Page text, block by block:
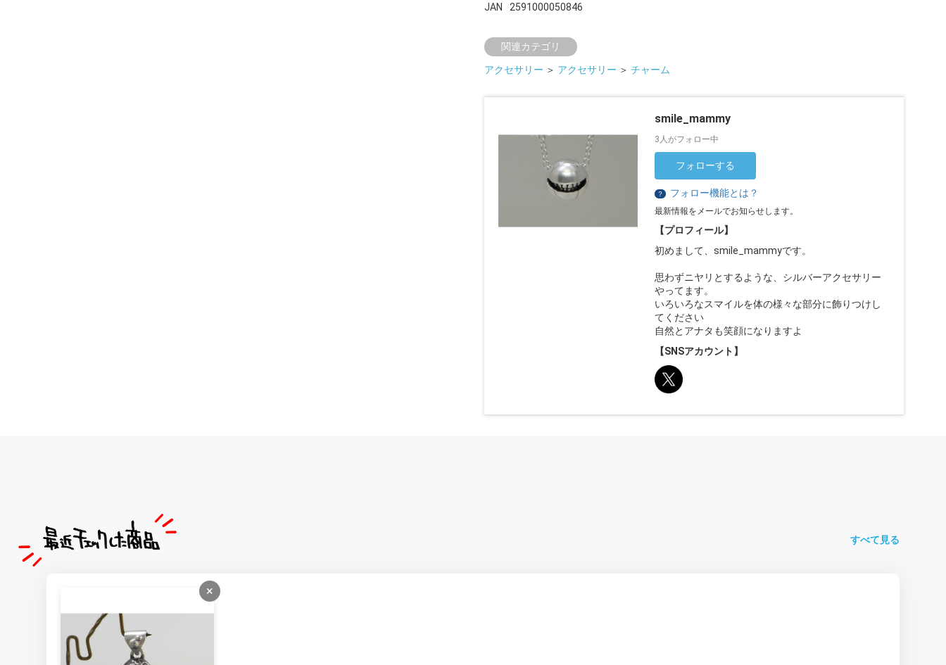
JAN 2591000050846
関連カテゴリ
アクセサリー ＞ アクセサリー ＞ チャーム
smile_mammy
3人がフォロー中
フォローする
？ フォロー機能とは？
最新情報をメールでお知らせします。
【プロフィール】
初めまして、smile_mammyです。
思わずニヤリとするような、シルバーアクセサリー
やってます。
いろいろなスマイルを体の様々な部分に飾りつけし
てください
自然とアナタも笑顔になりますよ
【SNSアカウント】
すべて見る
×